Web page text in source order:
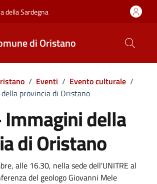
della Sardegna
di Oristano
/ Eventi / Evento culturale /
provincia di Oristano
della
di Oristano
dell'evento
alle 16.30, nella sede dell'UNITRE al
del geologo Giovanni Mele